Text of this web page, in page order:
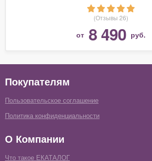
(Отзывы 26)
от 8 490 руб.
Покупателям
Пользовательское соглашение
Политика конфиденциальности
О Компании
Что такое ЕКАТАЛОГ